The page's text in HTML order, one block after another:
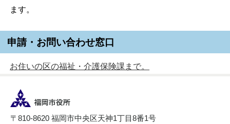
ます。
申請・お問い合わせ窓口
お住いの区の福祉・介護保険課まで。
〒810-8620 福岡市中央区天神1丁目8番1号